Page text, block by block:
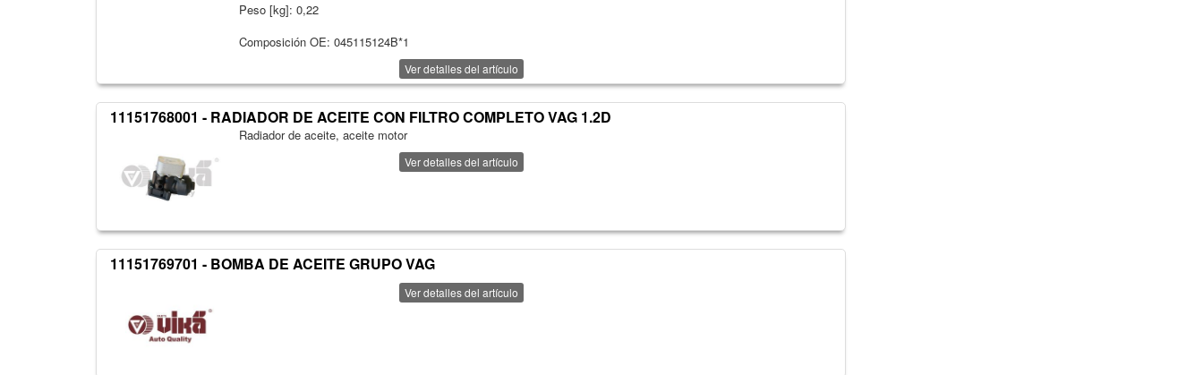
Peso [kg]: 0,22
Composición OE: 045115124B*1
Ver detalles del artículo
11151768001 - RADIADOR DE ACEITE CON FILTRO COMPLETO VAG 1.2D
Radiador de aceite, aceite motor
Ver detalles del artículo
11151769701 - BOMBA DE ACEITE GRUPO VAG
Ver detalles del artículo